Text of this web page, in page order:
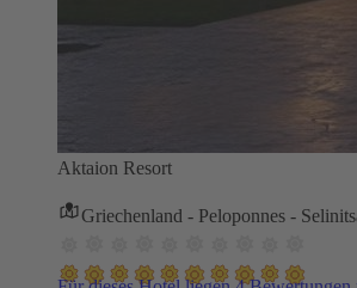
Aktaion Resort
Griechenland - Peloponnes -